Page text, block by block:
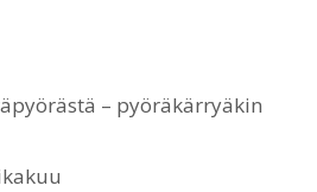
– pyöräkärryäkin